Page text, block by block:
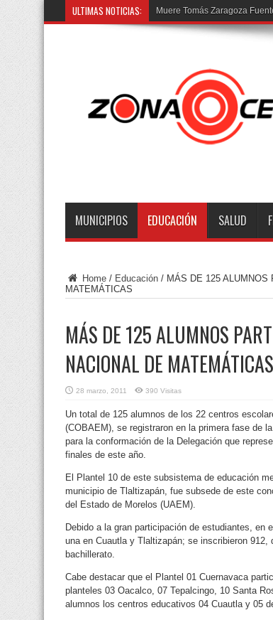
ULTIMAS NOTICIAS: Pr
MUNICIPIOS EDUCACIÓN SALUD
Home / Educación / MÁS DE 125 ALUMNOS
MATEMÁTICAS
MÁS DE 125 ALUMNOS
NACIONAL DE MATEMÁTICAS
28 marzo, 2011 390 Visitas
Un total de 125 alumnos de los 22 centros
(COBAEM), se registraron en la primera fase de
para la conformación de la Delegación que
finales de este año.
El Plantel 10 de este subsistema de educación
municipio de Tlaltizapán, fue subsede de este
del Estado de Morelos (UAEM).
Debido a la gran participación de estudiantes,
una en Cuautla y Tlaltizapán; se inscribieron
bachillerato.
Cabe destacar que el Plantel 01 Cuernavaca
planteles 03 Oacalco, 07 Tepalcingo, 10 Santa
alumnos los centros educativos 04 Cuautla y 05